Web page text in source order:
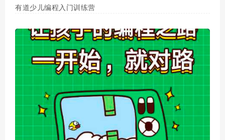
有道少儿编程入门训练营